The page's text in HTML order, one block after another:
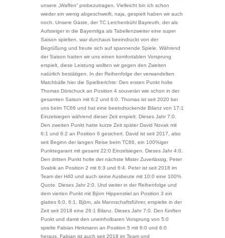
unsere „Waffen“ probezutragen. Vielleicht bin ich schon
wieder ein wenig abgeschweift, naja, gespielt haben wir auch
noch. Unsere Gäste, der TC Lerchenbühl Bayreuth, der als
Aufsteiger in die Bayernliga als Tabellenzweiter eine super
Saison spielten, war durchaus beeindruckt von der
Begrüßung und freute sich auf spannende Spiele. Während
der Saison hatten wir uns einen komfortablen Vorsprung
erspielt, diese Leistung wollten wir gegen den Zweiten
natürlich bestätigen. In der Reihenfolge der verwandelten
Matchbälle hier die Spielberichte: Den ersten Punkt holte
Thomas Dörschuck an Position 4 souverän wie schon in der
gesamten Saison mit 6:2 und 6:0. Thomas ist seit 2020 bei
uns beim TC66 und hat eine beeindruckende Bilanz von 17:1
Einzelsiegen während dieser Zeit erspielt. Dieses Jahr 7:0.
Den zweiten Punkt hatte kurze Zeit später David Novak mit
6:1 und 6:2 an Position 6 gesichert. David ist seit 2017, also
seit Beginn der langen Reise beim TC66, ein 100%iger
Punktegarant mit gesamt 22:0 Einzelsiegen. Dieses Jahr 4:0.
Den dritten Punkt holte der nächste Mister Zuverlässig, Peter
Svabik an Position 2 mit 6:3 und 6:4. Peter ist seit 2018 im
Team der H40 und auch seine Ausbeute mit 10:0 eine 100%
Quote. Dieses Jahr 2:0. Und weiter in der Reihenfolge und
dem vierten Punkt mit Björn Hippenstiel an Position 3 ein
glattes 6:0, 6:1. Björn, als Mannschaftsführer, erspielte in der
Zeit seit 2018 eine 26:1 Bilanz. Dieses Jahr 7:0. Den fünften
Punkt und damit den uneinholbaren Vorsprung von 5:0
spielte Fabian Hinkmann an Position 5 mit 6:0 und 6:0
heraus. Fabian ist auch seit 2018 im Team und